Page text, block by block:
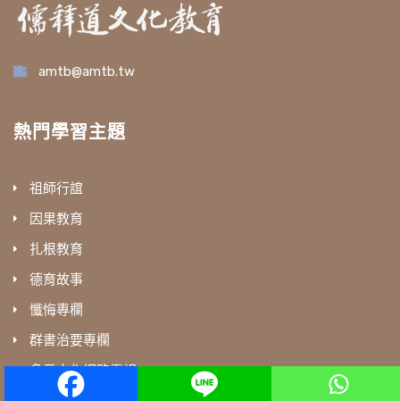
amtb@amtb.tw
熱門學習主題
祖師行誼
因果教育
扎根教育
德育故事
懺悔專欄
群書治要專欄
多元文化網路電視